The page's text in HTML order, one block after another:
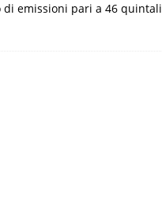
emissioni pari a 46 quintali